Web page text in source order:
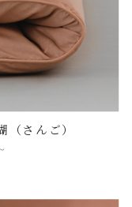
さんご）